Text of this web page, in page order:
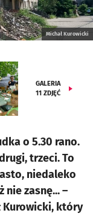
Michał Kurowicki
GALERIA
11 ZDJĘĆ
o 5.30 rano.
trzeci. To
niedaleko
zasnę... –
Kurowicki, który